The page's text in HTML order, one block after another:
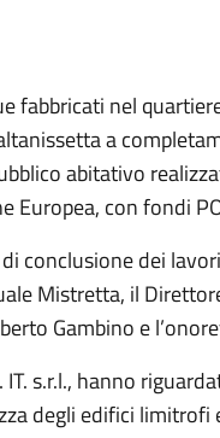
fabbricati nel
a
abitativo
Europea, con fondi
conclusione dei
Mistretta, il
Gambino e
s.r.l., hanno
degli edifici